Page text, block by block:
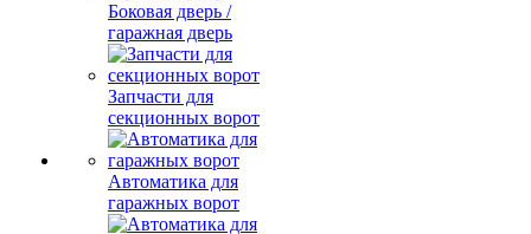
Боковая дверь /
гаражная дверь
Запчасти для
секционных ворот
Автоматика для
гаражных ворот